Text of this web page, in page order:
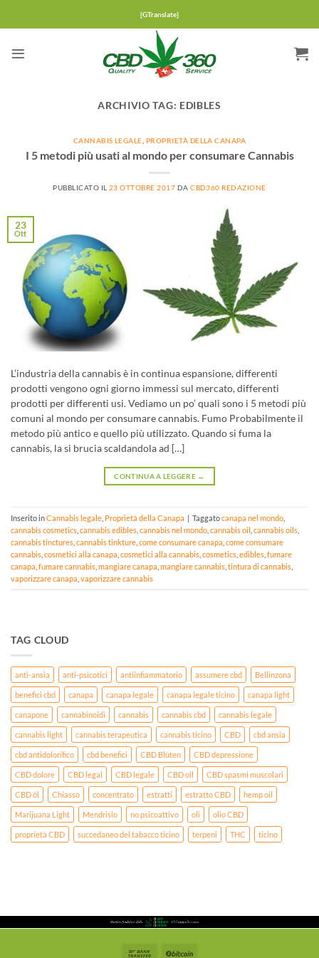
[GTranslate]
ARCHIVIO TAG: EDIBLES
CANNABIS LEGALE PROPRIETÀ DELLA CANAPA
I 5 metodi più usati al mondo per consumare Cannabis
PUBBLICATO IL 23 OTTOBRE 2017 DACBD360 REDAZIONE
23
Ott
L’industria della cannabis è in continua espansione, differenti
prodotti vengono ogni giorno immessi sul mercato, differenti
prodotti per differenti usi. Vediamo un po’ quali sono i 5 metodi più
comuni al mondo per consumare cannabis. Fumo Probabilmente il
metodo più antico e quello più utilizzato. Quando si fuma la
cannabis, la si brucia scaldandola ad […]
CONTINUA A LEGGERE →
Inserito inCannabis legale Proprietà della Canapa | Taggatocanapa nel mondo
cannabis cosmetics cannabis edibles cannabis nel mondo cannabis oil cannabis oils
cannabis tinctures cannabis tinkture come consumare canapa come consumare
cannabis cosmetici alla canapa cosmetici alla cannabis cosmetics edibles fumare
canapa fumare cannabis mangiare canapa mangiare cannabis tintura di cannabis
vaporizzare canapa vaporizzare cannabis
TAG CLOUD
anti-ansia anti-psicotici antiinfiammatorio assumere cbd Bellinzona
benefici cbd canapa canapa legale canapa legale ticino canapa light
canapone cannabinoidi cannabis cannabis cbd cannabis legale
cannabis light cannabis terapeutica cannabis ticino CBD cbd ansia
cbd antidolorifico cbd benefici CBD Blüten CBD depressione
CBD dolore CBD legal CBD legale CBD oil CBD spasmi muscolari
CBD öl Chiasso concentrato estratti estratto CBD hemp oil
Marijuana Light Mendrisio no psicoattivo oli olio CBD
proprietà CBD succedaneo del tabacco ticino terpeni THC ticino
Bank